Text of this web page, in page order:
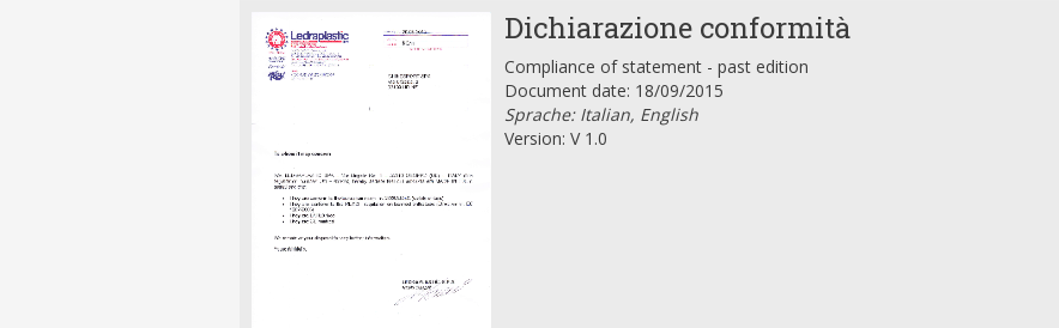
Dichiarazione conformità
Compliance of statement - past edition
Document date: 18/09/2015
Sprache: Italian, English
Version: V 1.0